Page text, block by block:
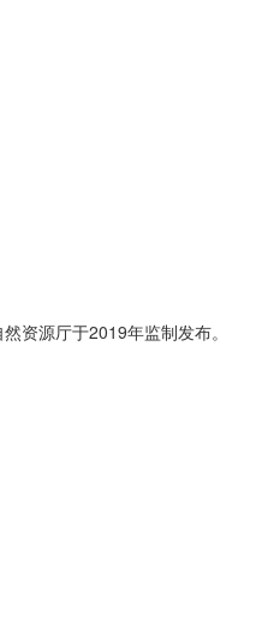
资源厅于2019年监制发布。